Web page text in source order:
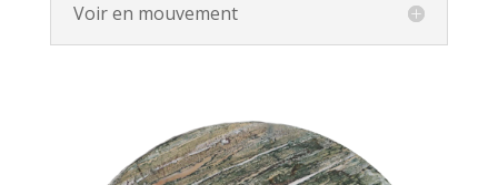
Voir en mouvement